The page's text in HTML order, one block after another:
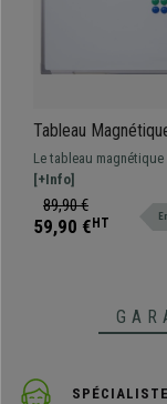
Tableau
60x45 cm, avec
de Fixation,
Inclus
Le tableau magnétique
le complément idéal
bureau. Comprend des
accessoires et des
[+Info]
89,90 €
59,90 € HT